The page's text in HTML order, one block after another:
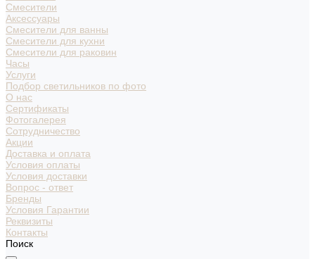
Смесители
Аксессуары
Смесители для ванны
Смесители для кухни
Смесители для раковин
Часы
Услуги
Подбор светильников по фото
О нас
Сертификаты
Фотогалерея
Сотрудничество
Акции
Доставка и оплата
Условия оплаты
Условия доставки
Вопрос - ответ
Бренды
Условия Гарантии
Реквизиты
Контакты
Поиск